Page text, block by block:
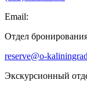
Email:
Отдел
reserve@o-
Экскурсионный